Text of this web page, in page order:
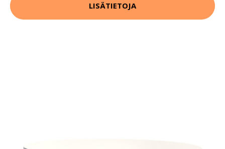
LISÄTIETOJA